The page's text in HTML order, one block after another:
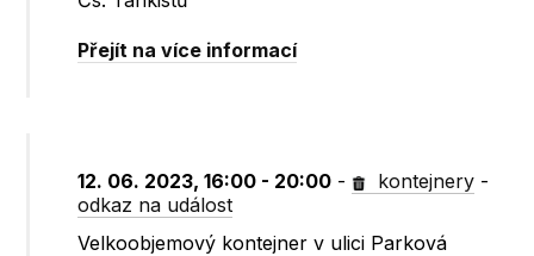
Přejít na více informací
12. 06. 2023, 16:00 - 20:00 - kontejnery -
odkaz na událost
Velkoobjemový kontejner v ulici Parková